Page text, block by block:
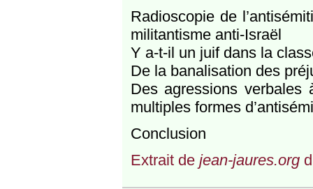
Radioscopie de
militantisme anti-Israël
Y a-t-il un juif dans la
De la banalisation des
Des agressions verbales
multiples formes
Conclusion
Extrait de jean-jaures.org